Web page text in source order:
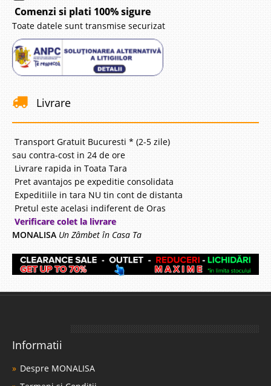
Comenzi si plati 100% sigure
Toate datele sunt transmise securizat
Livrare
Transport Gratuit Bucuresti * (2-5 zile)
sau contra-cost in 24 de ore
Livrare rapida in Toata Tara
Pret avantajos pe expeditie consolidata
Expeditiile in tara NU tin cont de distanta
Pretul este acelasi indiferent de Oras
Verificare colet la livrare
MONALISA Un Zâmbet în Casa Ta
Informatii
Despre MONALISA